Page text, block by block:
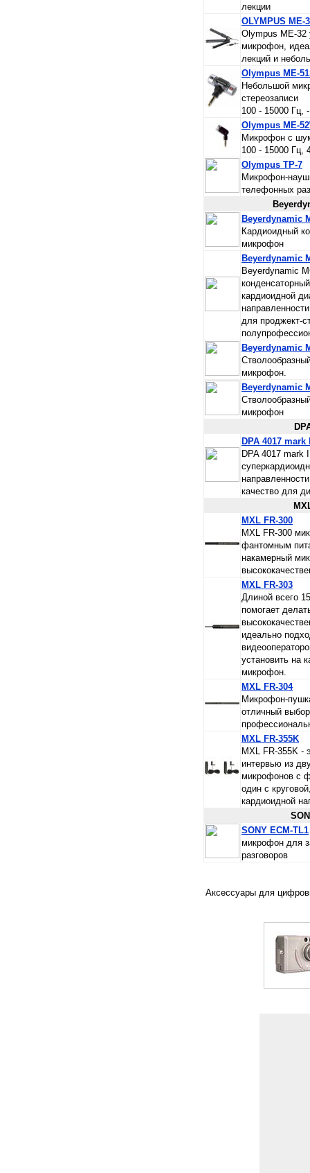
лекции
OLYMPUS ME-
Olympus ME-32
микрофон,
лекций и
Olympus ME-
Небольшой
стереозаписи
100 - 15000 Гц,
Olympus ME-
Микрофон с
100 - 15000 Гц,
Olympus TP-7
Микрофон-
телефонных
Beyerdynamic
Кардиоидный
микрофон
Beyerdynamic
Beyerdynamic
кардиоидной
для проджект-
Beyerdynamic
микрофон.
Beyerdynamic
микрофон
DPA 4017 mark
DPA 4017 mark
качество для
MXL FR-300
MXL FR-300
фантомным
накамерный
MXL FR-303
Длиной всего
помогает
идеально
установить на
микрофон.
MXL FR-304
Микрофон-
отличный
MXL FR-355K
MXL FR-355K -
интервью из
микрофонов с
один с
кардиоидной
SONY ECM-TL1
микрофон для
разговоров
Аксессуары для